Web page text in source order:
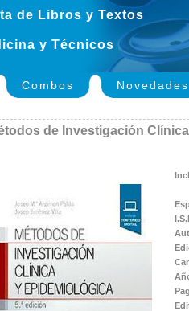
de Libros y Textos
y Técnicos
Combos Novedades
de Investigación